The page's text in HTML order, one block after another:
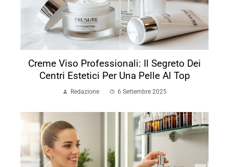
Creme Viso Professionali: Il Segreto Dei
Centri Estetici Per Una Pelle Al Top
Redazione 6 Settembre 2025